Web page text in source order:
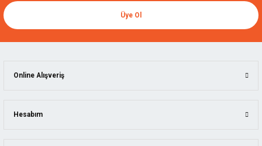
Üye Ol
Online Alışveriş
Hesabım